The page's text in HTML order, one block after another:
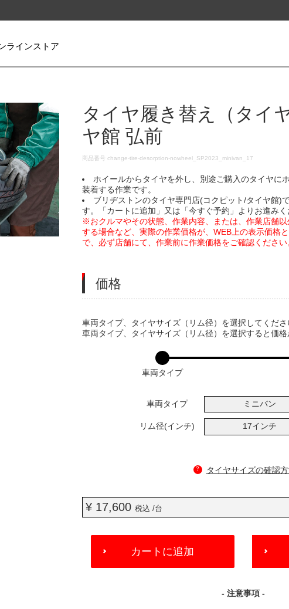
ラインストア
タイヤ履き替え（タイ
ヤ館 弘前
DETAILS
商品番号change-tire-desorption-nowheel_SP2023_minivan_17
ホイールからタイヤを外し、別途ご購入のタイヤに
装着する作業です。
ブリヂストンのタイヤ専門店(コクピット/タイヤ館)
す。「カートに追加」又は「今すぐ予約」よりお進みく
※おクルマやその状態、作業内容、または、作業店舗
する場合など、実際の作業価格が、WEB上の表示価格
で、必ず店舗にて、作業前に作業価格をご確認ください
価格
VARIATIONS
車両タイプ、タイヤサイズ（リム径）を選択してくださ
車両タイプ、タイヤサイズ（リム径）を選択すると価格
車両タイプ
車両タイプ ミニバン
リム径(インチ) 17インチ
? タイヤサイズの確認
¥ 17,600税込 /台
ADD
CART
カートに追加
- 注意事項 -